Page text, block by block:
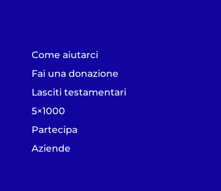
Come aiutarci
Fai una donazione
Lasciti testamentari
5×1000
Partecipa
Aziende